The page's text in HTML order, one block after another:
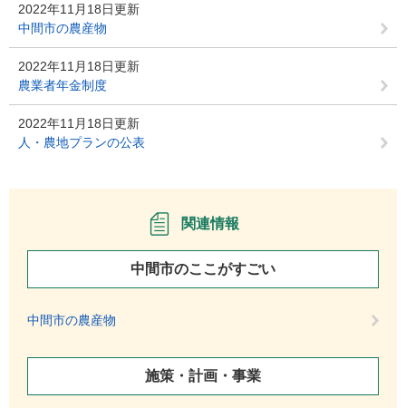
2022年11月18日更新
中間市の農産物
2022年11月18日更新
農業者年金制度
2022年11月18日更新
人・農地プランの公表
関連情報
中間市のここがすごい
中間市の農産物
施策・計画・事業